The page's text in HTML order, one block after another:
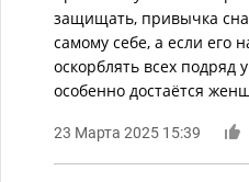
защищать, привычка
самому себе, а если его
оскорблять всех подряд
особенно достаётся
23 Марта 2025 15:39